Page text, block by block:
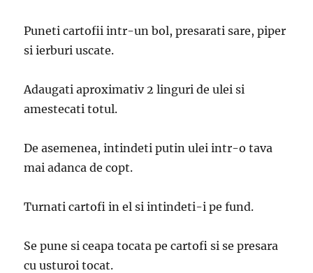
Puneti cartofii intr-un bol, presarati sare, piper
si ierburi uscate.
Adaugati aproximativ 2 linguri de ulei si
amestecati totul.
De asemenea, intindeti putin ulei intr-o tava
mai adanca de copt.
Turnati cartofi in el si intindeti-i pe fund.
Se pune si ceapa tocata pe cartofi si se presara
cu usturoi tocat.